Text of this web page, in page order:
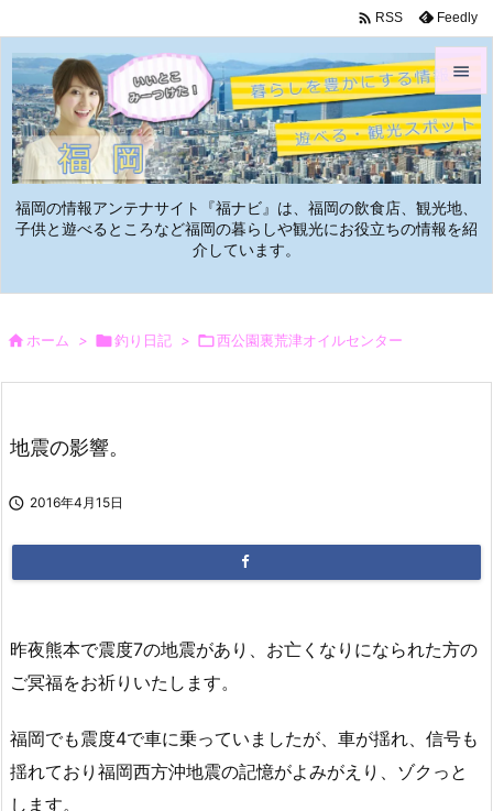
福岡の情報アンテナサイト『福ナビ』は、福岡の飲食店、観光地、
子供と遊べるところなど福岡の暮らしや観光にお役立ちの情報を紹
介しています。


メニュ



 RSS Feedly
ホーム > 釣り日記 > 西公園裏荒津オイルセンター
地震の影響。
 2016年4月15日
昨夜熊本で震度7の地震があり、お亡くなりになられた方の
ご冥福をお祈りいたします。
福岡でも震度4で車に乗っていましたが、車が揺れ、信号も
揺れており福岡西方沖地震の記憶がよみがえり、ゾクっと
します。